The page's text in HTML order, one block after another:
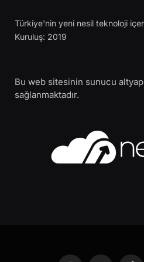
Türkiye'nin yeni nesil teknoloji
Kuruluş: 2019
Bu web sitesinin sunucu
sağlanmaktadır.